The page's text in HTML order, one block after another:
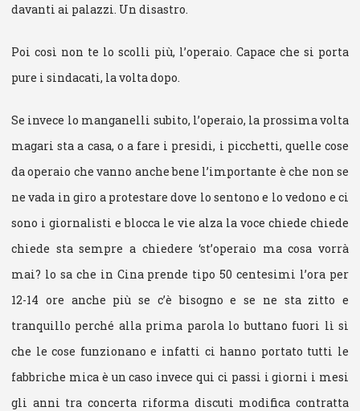
davanti ai palazzi. Un disastro.
Poi così non te lo scolli più, l’operaio. Capace che si porta
pure i sindacati, la volta dopo.
Se invece lo manganelli subito, l’operaio, la prossima volta
magari sta a casa, o a fare i presidi, i picchetti, quelle cose
da operaio che vanno anche bene l’importante è che non se
ne vada in giro a protestare dove lo sentono e lo vedono e ci
sono i giornalisti e blocca le vie alza la voce chiede chiede
chiede sta sempre a chiedere ‘st’operaio ma cosa vorrà
mai? lo sa che in Cina prende tipo 50 centesimi l’ora per
12-14 ore anche più se c’è bisogno e se ne sta zitto e
tranquillo perché alla prima parola lo buttano fuori lì sì
che le cose funzionano e infatti ci hanno portato tutti le
fabbriche mica è un caso invece qui ci passi i giorni i mesi
gli anni tra concerta riforma discuti modifica contratta